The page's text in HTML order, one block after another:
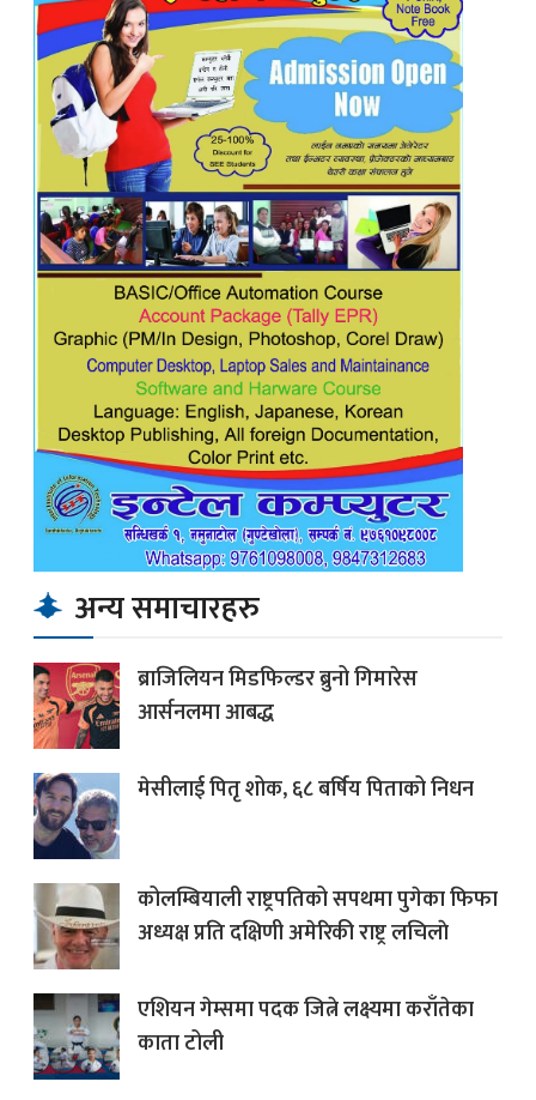
अन्य समाचारहरु
ब्राजिलियन मिडफिल्डर ब्रुनो गिमारेस
आर्सनलमा आबद्ध
मेसीलाई पितृ शोक, ६८ बर्षिय पिताको निधन
कोलम्बियाली राष्ट्रपतिको सपथमा पुगेका फिफा
अध्यक्ष प्रति दक्षिणी अमेरिकी राष्ट्र लचिलाे
एशियन गेम्समा पदक जित्ने लक्ष्यमा कराँतेका
काता टोली